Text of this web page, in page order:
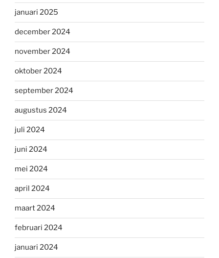
januari 2025
december 2024
november 2024
oktober 2024
september 2024
augustus 2024
juli 2024
juni 2024
mei 2024
april 2024
maart 2024
februari 2024
januari 2024